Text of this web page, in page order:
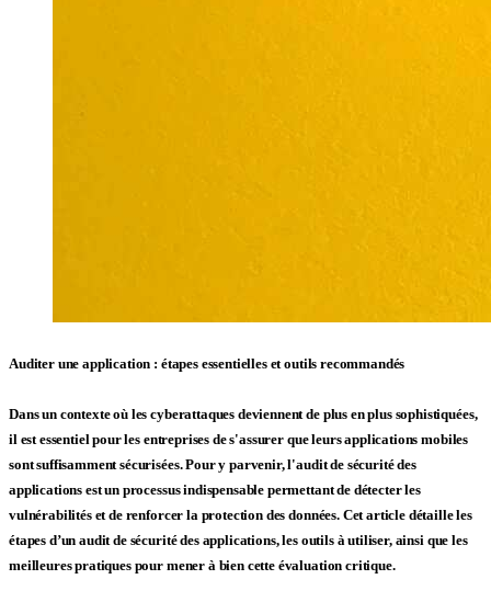
Auditer une application : étapes essentielles et outils recommandés
Dans un contexte où les cyberattaques deviennent de plus en plus sophistiquées,
il est essentiel pour les entreprises de s'assurer que leursapplications mobiles
sont suffisamment sécurisées. Pour y parvenir, l'audit de sécurité des
applications est un processus indispensable permettant de détecter les
vulnérabilités et de renforcer la protection des données. Cet article détaille les
étapes d’un audit de sécurité des applications, les outilsà utiliser, ainsi que les
meilleures pratiquespour mener à bien cette évaluation critique.